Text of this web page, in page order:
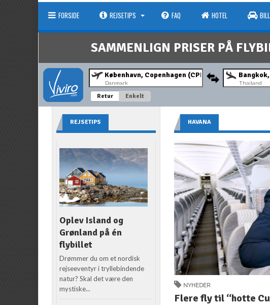
FORSIDE REJSETIPS FAQ HOTEL
SAMMENLIGN PRISER PÅ
Danmark Thailand
Retur Enkelt
HAVANA
NYHEDER
Flere fly til “hotte
REJSETIPS
Oplev Island og
Grønland på én
flybillet
Drømmer du om et nordisk
rejseeventyr i tryllebindende
natur? Skal det være den
mystiske...